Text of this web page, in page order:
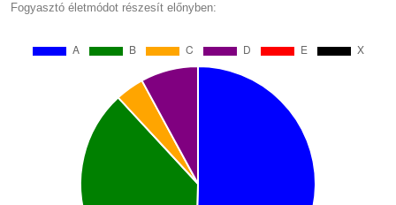
Fogyasztó életmódot részesít előnyben: